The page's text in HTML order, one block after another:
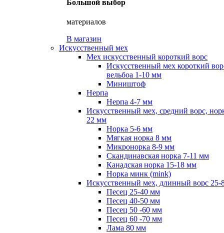
Большой выбор
материалов
В магазин
Искусственный мех
Мех искусственный короткий ворс
Искусственный мех короткий
вельбоа 1-10 мм
Миништоф
Нерпа
Нерпа 4-7 мм
Искусственный мех, средний ворс,
22 мм
Норка 5-6 мм
Мягкая норка 8 мм
Микронорка 8-9 мм
Скандинавская норка 7-11 мм
Канадская норка 15-18 мм
Норка минк (mink)
Искусственный мех, длинный ворс 25-
Песец 25-40 мм
Песец 40-50 мм
Песец 50 -60 мм
Песец 60 -70 мм
Лама 80 мм